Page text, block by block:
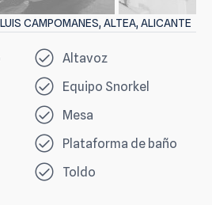
CAMPOMANES, ALTEA, ALICANTE
Altavoz
Equipo Snorkel
Mesa
Plataforma de baño
Toldo